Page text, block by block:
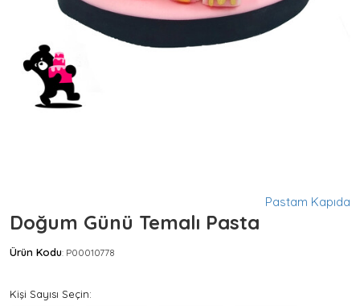
Pastam Kapıda
Doğum Günü Temalı Pasta
Ürün Kodu: P00010778
Kişi Sayısı Seçin: